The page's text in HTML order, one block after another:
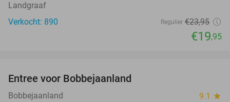
Landgraaf
Verkocht: 890
Regulier €23,95
€19,95
Entree voor Bobbejaanland
Bobbejaanland 9.1 star